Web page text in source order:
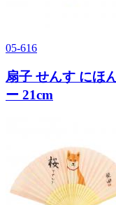
05-616
扇子 せんす にほ
ー 21cm